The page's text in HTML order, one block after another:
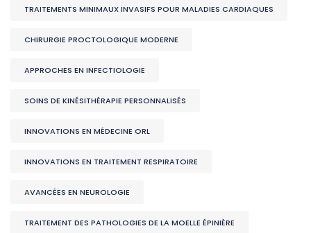
TRAITEMENTS MINIMAUX INVASIFS POUR MALADIES CARDIAQUES
CHIRURGIE PROCTOLOGIQUE MODERNE
APPROCHES EN INFECTIOLOGIE
SOINS DE KINÉSITHÉRAPIE PERSONNALISÉS
INNOVATIONS EN MÉDECINE ORL
INNOVATIONS EN TRAITEMENT RESPIRATOIRE
AVANCÉES EN NEUROLOGIE
TRAITEMENT DES PATHOLOGIES DE LA MOELLE ÉPINIÈRE